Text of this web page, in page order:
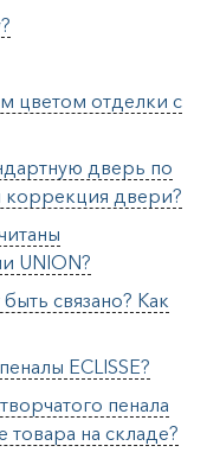
цветом отделки с
дверь по
двери?
UNION?
связано? Как
ECLISSE?
пенала
товара на складе?